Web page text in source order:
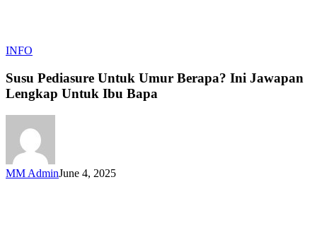
INFO
Untuk
Umur
Berapa?
Ini
Jawapan
Lengkap
Untuk
Bapa
Susu Pediasure Untuk Umur Berapa? Ini Jawapan
Lengkap Untuk Ibu Bapa
MM AdminJune 4, 2025